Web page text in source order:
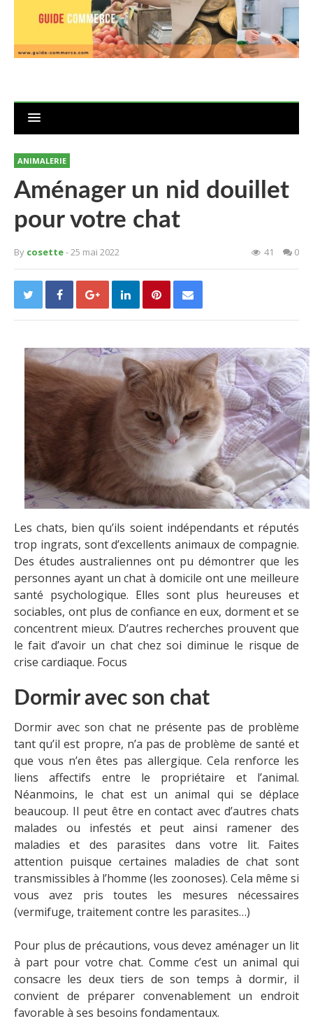
ANIMALERIE
Aménager un nid douillet
pour votre chat
By cosette- 25 mai 2022 41 0
Les chats, bien qu’ils soient indépendants et réputés
trop ingrats, sont d’excellents animaux de compagnie.
Des études australiennes ont pu démontrer que les
personnes ayant un chat à domicile ont une meilleure
santé psychologique. Elles sont plus heureuses et
sociables, ont plus de confiance en eux, dorment et se
concentrent mieux. D’autres recherches prouvent que
le fait d’avoir un chat chez soi diminue le risque de
crise cardiaque. Focus
Dormir avec son chat
Dormir avec son chat ne présente pas de problème
tant qu’il est propre, n’a pas de problème de santé et
que vous n’en êtes pas allergique. Cela renforce les
liens affectifs entre le propriétaire et l’animal.
Néanmoins, le chat est un animal qui se déplace
beaucoup. Il peut être en contact avec d’autres chats
malades ou infestés et peut ainsi ramener des
maladies et des parasites dans votre lit. Faites
attention puisque certaines maladies de chat sont
transmissibles à l’homme (les zoonoses). Cela même si
vous avez pris toutes les mesures nécessaires
(vermifuge, traitement contre les parasites…)
Pour plus de précautions, vous devez aménager un lit
à part pour votre chat. Comme c’est un animal qui
consacre les deux tiers de son temps à dormir, il
convient de préparer convenablement un endroit
favorable à ses besoins fondamentaux.